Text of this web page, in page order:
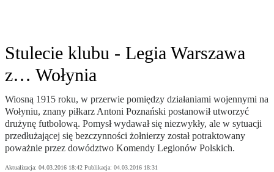
Stulecie klubu - Legia Warszawa
z… Wołynia
Wiosną 1915 roku, w przerwie pomiędzy działaniami wojennymi na
Wołyniu, znany piłkarz Antoni Poznański postanowił utworzyć
drużynę futbolową. Pomysł wydawał się niezwykły, ale w sytuacji
przedłużającej się bezczynności żołnierzy został potraktowany
poważnie przez dowództwo Komendy Legionów Polskich.
Aktualizacja: 04.03.2016 18:42 Publikacja: 04.03.2016 18:31